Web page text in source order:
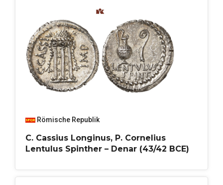
Römische Republik
C. Cassius Longinus, P. Cornelius
Lentulus Spinther – Denar (43/42 BCE)